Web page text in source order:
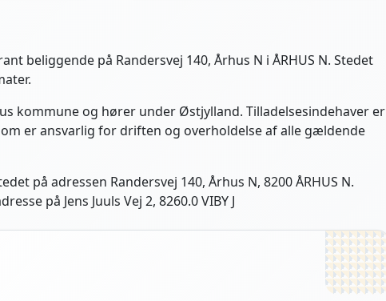
beliggende på Randersvej 140, Århus N i ÅRHUS N. Stedet
kommune og hører under Østjylland. Tilladelsesindehaver er
er ansvarlig for driften og overholdelse af alle gældende
på adressen Randersvej 140, Århus N, 8200 ÅRHUS N.
på Jens Juuls Vej 2, 8260.0 VIBY J